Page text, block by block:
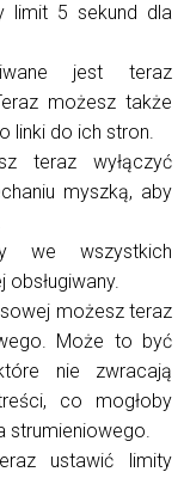
limit 5 sekund dla
jest teraz
możesz także
linki do ich stron.
teraz wyłączyć
myszką, aby
we wszystkich
obsługiwany.
możesz teraz
Może to być
nie zwracają
co mogłoby
strumieniowego.
ustawić limity